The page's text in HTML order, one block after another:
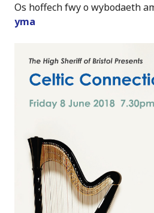
Os hoffech fwy o wybodaeth
yma